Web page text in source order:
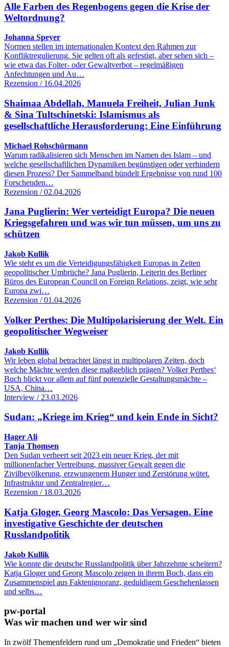
Alle Farben des Regenbogens gegen die Krise der
Weltordnung?
Johanna Speyer
Normen stellen im internationalen Kontext den Rahmen zur
Konfliktregulierung. Sie gelten oft als gefestigt, aber sehen sich –
wie etwa das Folter- oder Gewaltverbot – regelmäßigen
Anfechtungen und Au…
Rezension / 16.04.2026
Shaimaa Abdellah, Manuela Freiheit, Julian Junk
& Sina Tultschinetski: Islamismus als
gesellschaftliche Herausforderung: Eine Einführung
Michael Rohschürmann
Warum radikalisieren sich Menschen im Namen des Islam – und
welche gesellschaftlichen Dynamiken begünstigen oder verhindern
diesen Prozess? Der Sammelband bündelt Ergebnisse von rund 100
Forschenden…
Rezension / 02.04.2026
Jana Puglierin: Wer verteidigt Europa? Die neuen
Kriegsgefahren und was wir tun müssen, um uns zu
schützen
Jakob Kullik
Wie steht es um die Verteidigungsfähigkeit Europas in Zeiten
geopolitischer Umbrüche? Jana Puglierin, Leiterin des Berliner
Büros des European Council on Foreign Relations, zeigt, wie sehr
Europa zwi…
Rezension / 01.04.2026
Volker Perthes: Die Multipolarisierung der Welt. Ein
geopolitischer Wegweiser
Jakob Kullik
Wir leben global betrachtet längst in multipolaren Zeiten, doch
welche Mächte werden diese maßgeblich prägen? Volker Perthes‘
Buch blickt vor allem auf fünf potenzielle Gestaltungsmächte –
USA, China…
Interview / 23.03.2026
Sudan: „Kriege im Krieg“ und kein Ende in Sicht?
Hager Ali
Tanja Thomsen
Den Sudan verheert seit 2023 ein neuer Krieg, der mit
millionenfacher Vertreibung, massiver Gewalt gegen die
Zivilbevölkerung, erzwungenem Hunger und Zerstörung wütet.
Infrastruktur und Zentralregier…
Rezension / 18.03.2026
Katja Gloger, Georg Mascolo: Das Versagen. Eine
investigative Geschichte der deutschen
Russlandpolitik
Jakob Kullik
Wie konnte die deutsche Russlandpolitik über Jahrzehnte scheitern?
Katja Gloger und Georg Mascolo zeigen in ihrem Buch, dass ein
Zusammenspiel aus Faktenignoranz, geduldigem Geschehenlassen
und selbs…
pw-portal
Was wir machen und wer wir sind
In zwölf Themenfeldern rund um „Demokratie und Frieden“ bieten